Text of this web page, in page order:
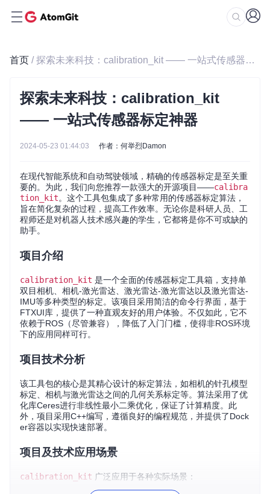
首页 / 探索未来科技：calibration_kit —— 一站式传感器标定神器
探索未来科技：calibration_kit
—— 一站式传感器标定神器
2024-05-23 01:44:03 作者：何举烈Damon
在现代智能系统和自动驾驶领域，精确的传感器标定是至关重
要的。为此，我们向您推荐一款强大的开源项目——calibra
tion_kit。这个工具包集成了多种常用的传感器标定算法，
旨在简化复杂的过程，提高工作效率。无论你是科研人员、工
程师还是对机器人技术感兴趣的学生，它都将是你不可或缺的
助手。
项目介绍
calibration_kit 是一个全面的传感器标定工具箱，支持单
双目相机、相机-激光雷达、激光雷达-激光雷达以及激光雷达-
IMU等多种类型的标定。该项目采用简洁的命令行界面，基于
FTXUI库，提供了一种直观友好的用户体验。不仅如此，它不
依赖于ROS（尽管兼容），降低了入门门槛，使得非ROS环境
下的应用同样可行。
项目技术分析
该工具包的核心是其精心设计的标定算法，如相机的针孔模型
标定、相机与激光雷达之间的几何关系标定等。算法采用了优
化库Ceres进行非线性最小二乘优化，保证了计算精度。此
外，项目采用C++编写，遵循良好的编程规范，并提供了Dock
er容器以实现快速部署。
项目及技术应用场景
calibration_kit 广泛应用于各种实际场景：